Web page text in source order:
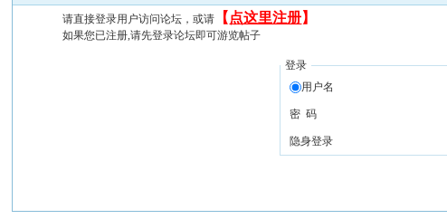
请直接登录用户访问论坛，或请 【 点这里注册】
如果您已注册,请先登录论坛即可游览帖子
登录
用户名
密 码
隐身登录